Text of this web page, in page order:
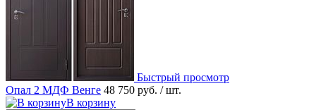
Быстрый просмотр
Опал 2 МДФ Венге 48 750 руб. / шт.
В корзину